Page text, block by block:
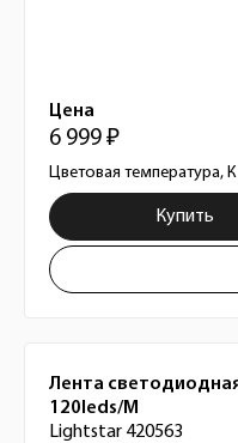
Цена
6 999 ₽
Цветовая температура, К
Купить
Лента
120leds/M
Lightstar 420563